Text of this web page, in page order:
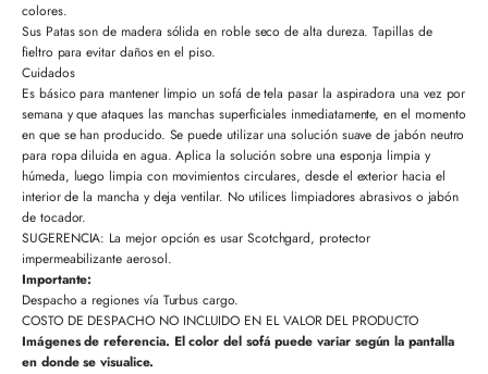
colores.
Sus Patas son de madera sólida en roble seco de alta dureza. Tapillas de
fieltro para evitar daños en el piso.
Cuidados
Es básico para mantener limpio un sofá de tela pasar la aspiradora una vez por
semana y que ataques las manchas superficiales inmediatamente, en el momento
en que se han producido. Se puede utilizar una solución suave de jabón neutro
para ropa diluida en agua. Aplica la solución sobre una esponja limpia y
húmeda, luego limpia con movimientos circulares, desde el exterior hacia el
interior de la mancha y deja ventilar. No utilices limpiadores abrasivos o jabón
de tocador.
SUGERENCIA: La mejor opción es usar Scotchgard, protector
impermeabilizante aerosol.
Importante:
Despacho a regiones vía Turbus cargo.
COSTO DE DESPACHO NO INCLUIDO EN EL VALOR DEL PRODUCTO
Imágenes de referencia. El color del sofá puede variar según la pantalla
en donde se visualice.